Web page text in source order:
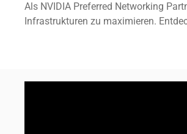
Als NVIDIA Preferred Networking
Infrastrukturen zu maximieren.